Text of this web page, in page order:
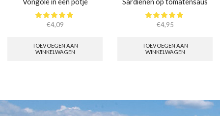
€4,09
TOEVOEGEN AAN
WINKELWAGEN
€4,95
TOEVOEGEN AAN
WINKELWAGEN